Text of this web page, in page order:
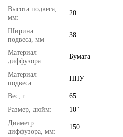
Высота подвеса,
мм:
20
Ширина
подвеса, мм
38
Материал
диффузора:
Бумага
Материал
подвеса:
ППУ
Вес, г:
65
Размер, дюйм:
10"
Диаметр
диффузора, мм:
150